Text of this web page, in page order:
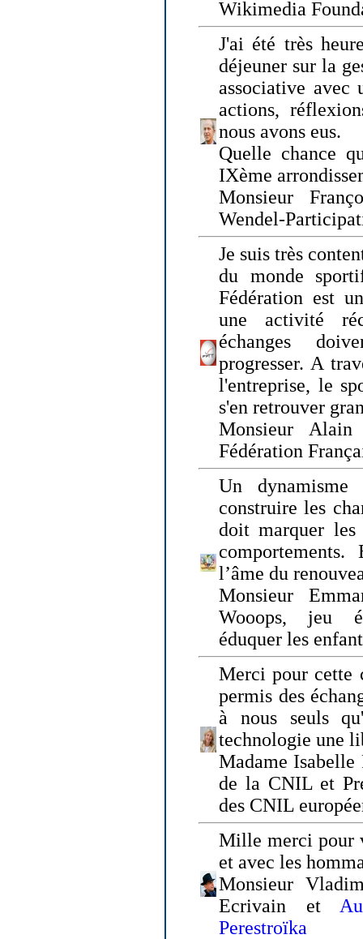
Wikimedia
J'ai été très
déjeuner sur la
associative avec
actions,
nous avons eus.
Quelle chance
IXème
Monsieur
Wendel-
Je suis très
du monde
Fédération est
une activité
échanges
progresser. A
l'entreprise, le
s'en retrouver
Monsieur
Fédération
Un dynamisme
construire les
doit marquer les
l’âme du
Monsieur
Wooops, jeu
éduquer les
Merci pour cette
permis des
à nous seuls
technologie une
Madame Isabelle
de la CNIL et
des CNIL
Mille merci pour
et avec les
Monsieur
Ecrivain et
Perestroïka